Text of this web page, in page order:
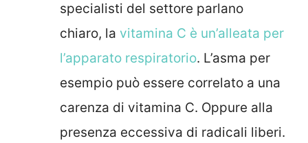
specialisti del settore parlano
chiaro, la vitamina C è un’alleata per
l’apparato respiratorio. L’asma per
esempio può essere correlato a una
carenza di vitamina C. Oppure alla
presenza eccessiva di radicali liberi.